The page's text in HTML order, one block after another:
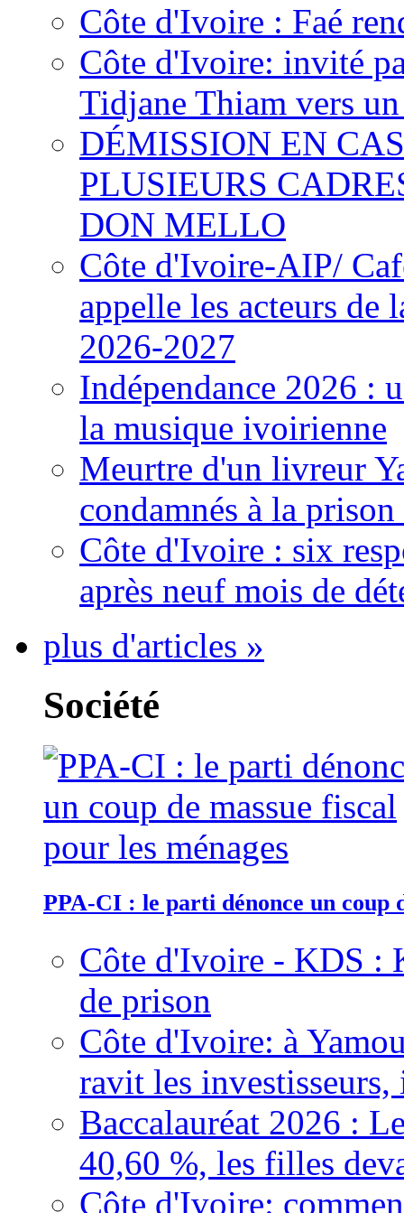
Côte d'Ivoire : Faé
Côte d'Ivoire: invité
Tidjane Thiam vers
DÉMISSION EN
PLUSIEURS
DON MELLO
Côte d'Ivoire-AIP/
appelle les acteurs de
2026-2027
Indépendance 2026 :
la musique ivoirienne
Meurtre d'un livreur
condamnés à la
Côte d'Ivoire : six
après neuf mois de
plus d'articles »
Société
PPA-CI : le parti dénonce un coup
Côte d'Ivoire - KDS :
de prison
Côte d'Ivoire: à
ravit les
Baccalauréat 2026 :
40,60 %, les filles
Côte d'Ivoire: